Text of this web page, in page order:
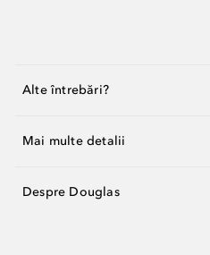
Alte întrebări?
Mai multe detalii
Despre Douglas